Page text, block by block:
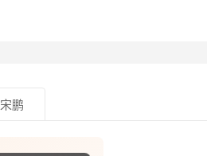
宋鹏